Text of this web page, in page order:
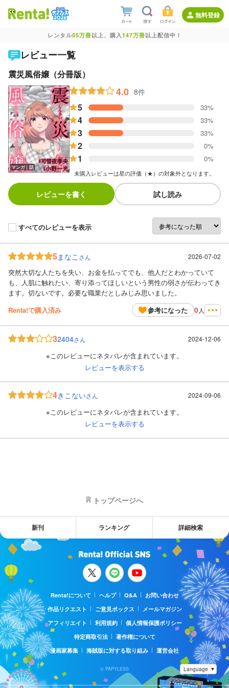
無料登録
レンタル55万冊以上、購入147万冊以上配信中！
レビュー一覧
震災風俗嬢（分冊版）
マンガ｜話
4.0 8件
5 33%
4 33%
3 33%
2 0%
1 0%
未購入レビューは星の評価（★）の対象外となります。
レビューを書く 試し読み
すべてのレビューを表示
5まなこ さん 2026-07-02
突然大切な人たちを失い、お金を払ってでも、他人だとわかっていて
も、人肌に触れたい、寄り添ってほしいという男性の弱さが伝わってき
ます。切ないです。必要な職業だとしみじみ思いました。
Renta!で購入済み
参考になった 0人
32404さん 2024-12-06
※このレビューにネタバレが含まれています。
レビューを表示する
4きこないさん 2024-09-06
※このレビューにネタバレが含まれています。
レビューを表示する
トップページへ
新刊 ランキング 詳細検索
Renta!について ヘルプ Q&A
お問い合わせ
作品リクエスト
ご意見ボックス
メールマガジン
アフィリエイト
利用規約
個人情報保護ポリシー
特定商取引法
著作権について
漫画家募集
海賊版に対する取り組み 運営会社
© PAPYLESS